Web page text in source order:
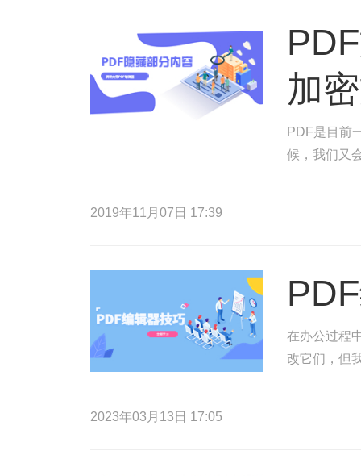
加
PDF是目前
候，我们又
2019年11月07日 17:39
在办公过程
改它们，但
2023年03月13日 17:05